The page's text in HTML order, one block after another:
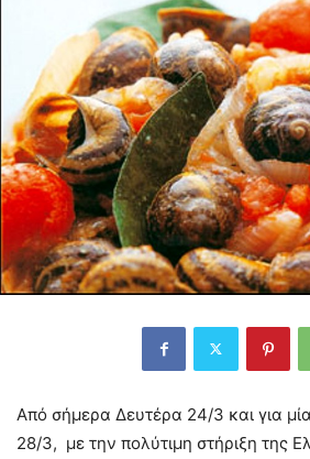
Από σήμερα Δευτέρα 24/3 και για
28/3, με την πολύτιμη στήριξη της